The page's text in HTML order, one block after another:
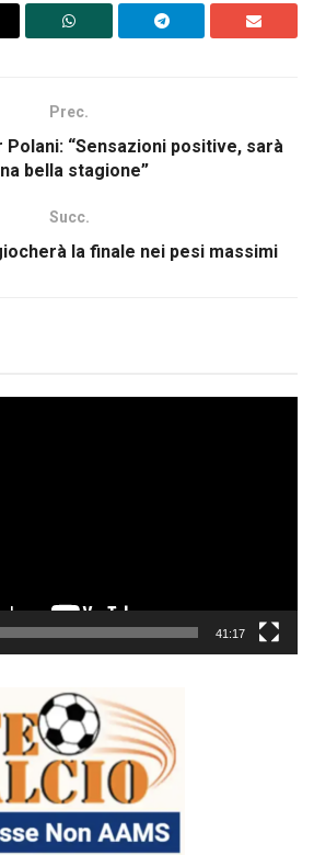
Prec.
Polani: “Sensazioni positive, sarà
bella stagione”
Succ.
la finale nei pesi massimi
41:17